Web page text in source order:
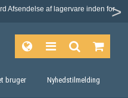
Afsendelse af lagervare inden for
bruger Nyhedstilmelding